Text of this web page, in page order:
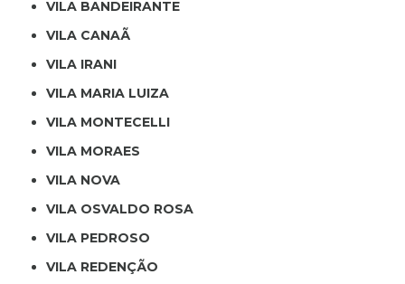
VILA BANDEIRANTE
VILA CANAÃ
VILA IRANI
VILA MARIA LUIZA
VILA MONTECELLI
VILA MORAES
VILA NOVA
VILA OSVALDO ROSA
VILA PEDROSO
VILA REDENÇÃO